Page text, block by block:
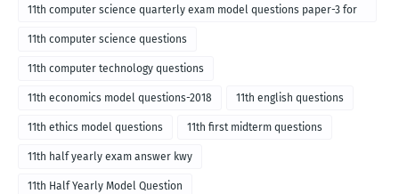
11th computer science quarterly exam model questions paper-3 for
English medium-2018
11th computer science questions
11th computer technology questions
11th economics model questions-2018 11th english questions
11th ethics model questions 11th first midterm questions
11th half yearly exam answer kwy
11th Half Yearly Model Question